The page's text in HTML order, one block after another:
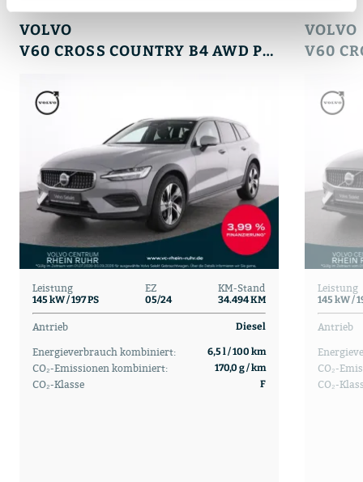
VOLVO
V60 CROSS COUNTRY B4 AWD PLUS FAP+WINTERPAK
Leistung
145 kW / 197 PS
EZ
05/24
KM-Stand
34.494 KM
Antrieb Diesel
Energieverbrauch kombiniert: 6,5 l / 100 km
CO₂-Emissionen kombiniert: 170,0 g / km
CO₂-Klasse F
VOLVO
Leistung
145 kW /
Antrieb
CO₂-
CO₂-